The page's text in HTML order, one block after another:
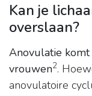
Kan je
overslaan?
Anovulatie
vrouwen2.
anovulatoire